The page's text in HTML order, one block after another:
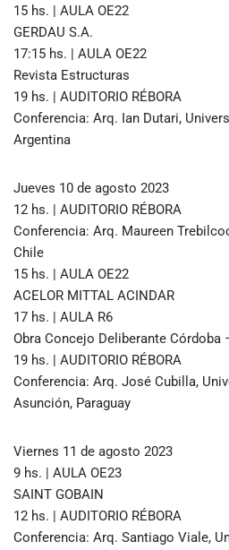
15 hs. | AULA OE22
GERDAU S.A.
17:15 hs. | AULA OE22
Revista Estructuras
19 hs. | AUDITORIO RÉBORA
Conferencia: Arq. Ian Dutari,
Argentina
Jueves 10 de agosto 2023
12 hs. | AUDITORIO RÉBORA
Conferencia: Arq. Maureen
Chile
15 hs. | AULA OE22
ACELOR MITTAL ACINDAR
17 hs. | AULA R6
Obra Concejo Deliberante
19 hs. | AUDITORIO RÉBORA
Conferencia: Arq. José Cubilla,
Asunción, Paraguay
Viernes 11 de agosto 2023
9 hs. | AULA OE23
SAINT GOBAIN
12 hs. | AUDITORIO RÉBORA
Conferencia: Arq. Santiago Viale,